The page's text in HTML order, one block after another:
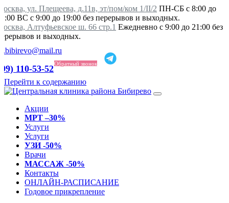
ул. Плещеева, д.11в, эт/пом/ком 1/II/2 ПН-СБ с 8:00 до
ВС с 9:00 до 19:00 без перерывов и выходных.
Алтуфьевское ш. 66 стр.1 Ежедневно с 9:00 до 21:00 без
и выходных.
110-53-52
Обратный звонок
Перейти к содержанию
Акции
МРТ –30%
Услуги
Услуги
УЗИ -50%
Врачи
МАССАЖ -50%
Контакты
ОНЛАЙН-РАСПИСАНИЕ
Годовое прикрепление